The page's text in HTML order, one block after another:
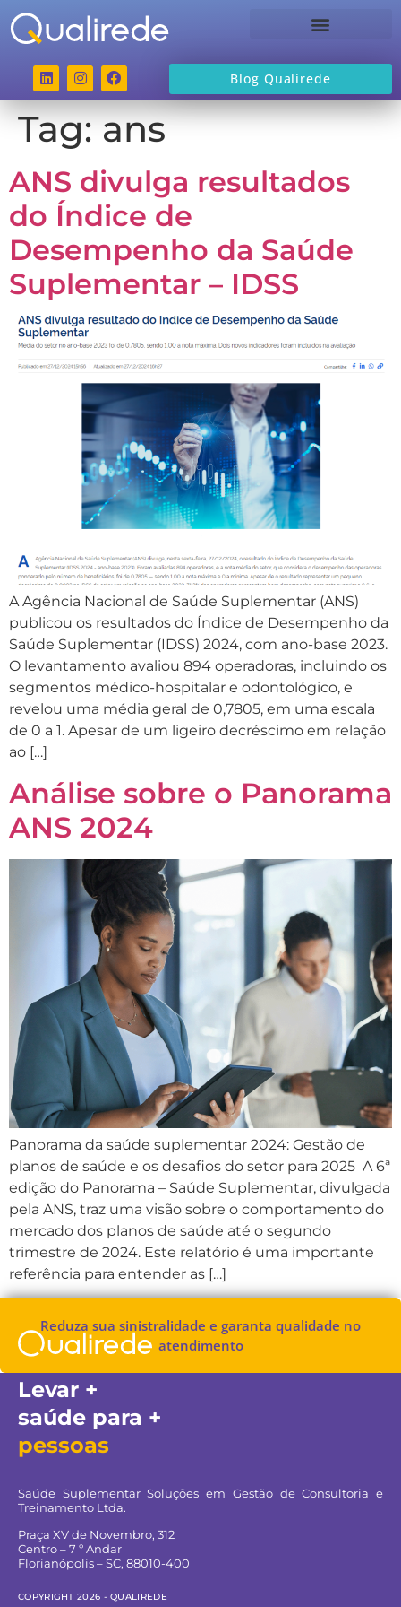
Blog Qualirede
Tag:ans
ANS divulga resultados
do Índice de
Desempenho da Saúde
Suplementar – IDSS
A Agência Nacional de Saúde Suplementar (ANS)
publicou os resultados do Índice de Desempenho da
Saúde Suplementar (IDSS) 2024, com ano-base 2023.
O levantamento avaliou 894 operadoras, incluindo os
segmentos médico-hospitalar e odontológico, e
revelou uma média geral de 0,7805, em uma escala
de 0 a 1. Apesar de um ligeiro decréscimo em relação
ao […]
Análise sobre o Panorama
ANS 2024
Panorama da saúde suplementar 2024: Gestão de
planos de saúde e os desafios do setor para 2025 A 6ª
edição do Panorama – Saúde Suplementar, divulgada
pela ANS, traz uma visão sobre o comportamento do
mercado dos planos de saúde até o segundo
trimestre de 2024. Este relatório é uma importante
referência para entender as […]
Reduza sua sinistralidade e garanta qualidade no
atendimento
Levar +
saúde para +
pessoas
Saúde Suplementar Soluções em Gestão de Consultoria e
Treinamento Ltda.
Praça XV de Novembro, 312
Centro – 7 º Andar
Florianópolis – SC, 88010-400
COPYRIGHT 2026 - QUALIREDE